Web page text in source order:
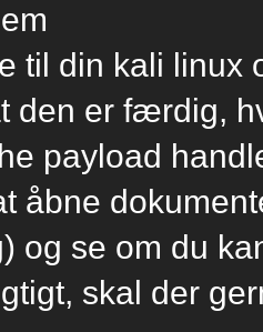
til din kali linux
den er færdig,
payload
åbne
og se om du
skal der